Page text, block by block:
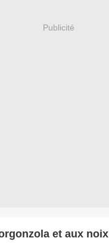
Publicité
et aux noix